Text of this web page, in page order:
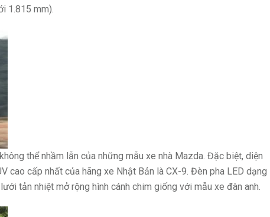
1.815 mm).
thể nhầm lẫn của những mẫu xe nhà Mazda. Đặc biệt, diện
cao cấp nhất của hãng xe Nhật Bản là CX-9. Đèn pha LED dạng
tản nhiệt mở rộng hình cánh chim giống với mẫu xe đàn anh.